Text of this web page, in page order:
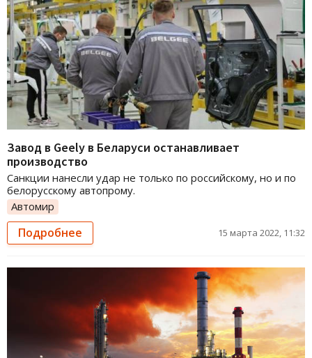
Завод в Geely в Беларуси останавливает
производство
Санкции нанесли удар не только по российскому, но и по
белорусскому автопрому.
Автомир
Подробнее 15 марта 2022, 11:32